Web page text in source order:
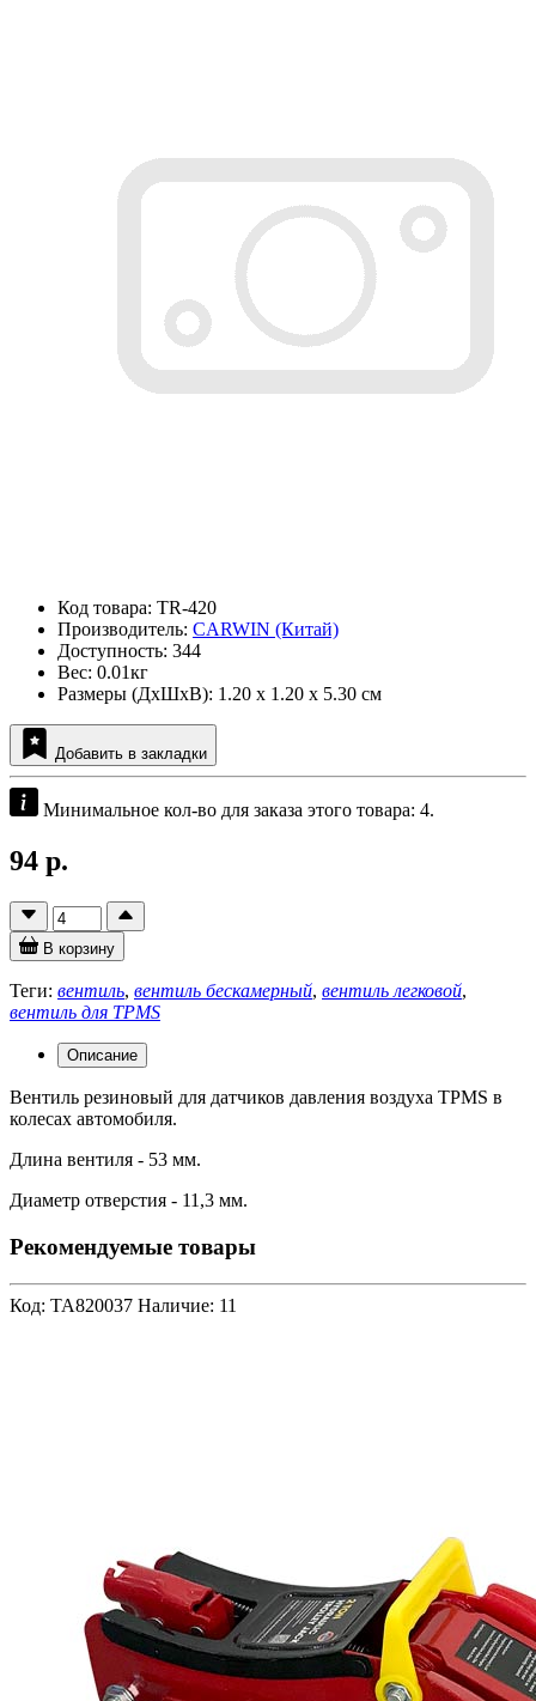
Код товара: TR-420
Производитель: CARWIN (Китай)
Доступность: 344
Вес: 0.01кг
Размеры (ДxШxВ): 1.20 x 1.20 x 5.30 см
Добавить в закладки
Минимальное кол-во для заказа этого товара: 4.
94 р.
В корзину
Теги: вентиль, вентиль бескамерный, вентиль легковой,
вентиль для TPMS
Описание
Вентиль резиновый для датчиков давления воздуха TPMS в
колесах автомобиля.
Длина вентиля - 53 мм.
Диаметр отверстия - 11,3 мм.
Рекомендуемые товары
Код: TA820037 Наличие: 11